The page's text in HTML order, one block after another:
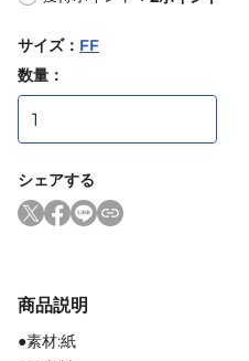
サイズ： FF
数量：
シェアする
商品説明
●素材:紙